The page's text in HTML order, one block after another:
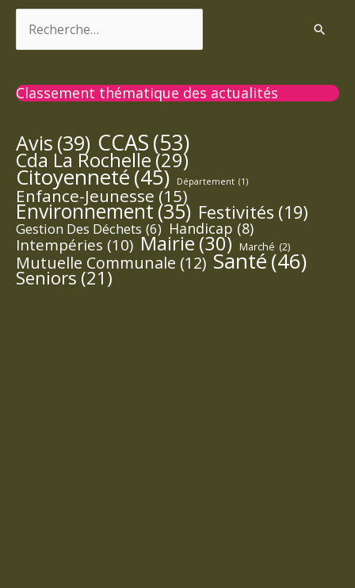
Classement thématique des actualités
Avis (39) CCAS(53)
Cda La Rochelle(29)
Citoyenneté(45) Département (1)
Enfance-Jeunesse (15)
Environnement (35) Festivités (19)
Gestion Des Déchets (6) Handicap (8)
Intempéries (10) Mairie (30) Marché (2)
Mutuelle Communale (12) Santé(46)
Seniors (21)